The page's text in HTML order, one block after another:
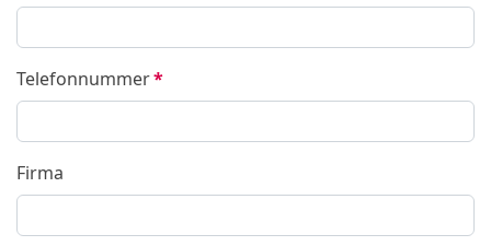
Telefonnummer*
Firma